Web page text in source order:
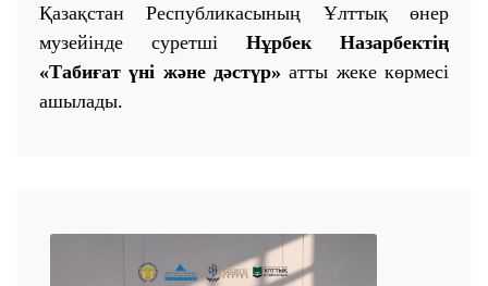
Қазақстан Республикасының Ұлттық өнер
музейінде суретші Нұрбек Назарбектің
«Табиғат үні және дәстүр» атты жеке көрмесі
ашылады.